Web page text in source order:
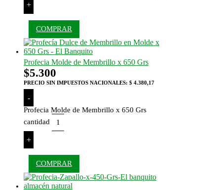
+
COMPRAR
Profecia Molde de Membrillo x 650 Grs
$5.300
PRECIO SIN IMPUESTOS NACIONALES: $ 4.380,17
-
Profecia Molde de Membrillo x 650 Grs
cantidad
+
COMPRAR